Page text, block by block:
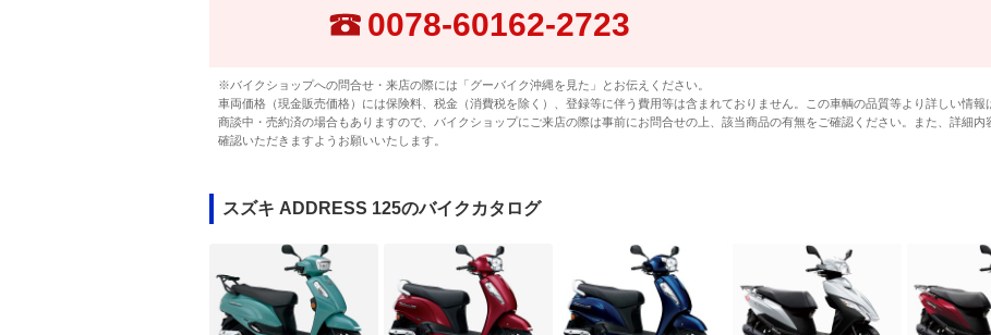
0078-60162-2723
※バイクショップへの問合せ・来店の際には「グーバイク沖縄を見た」とお伝えください。
車両価格（現金販売価格）には保険料、税金（消費税を除く）、登録等に伴う費用等は含まれておりません。この車輌の品質等より詳しい情報
商談中・売約済の場合もありますので、バイクショップにご来店の際は事前にお問合せの上、該当商品の有無をご確認ください。また、詳細
確認いただきますようお願いいたします。
スズキ ADDRESS 125のバイクカタログ